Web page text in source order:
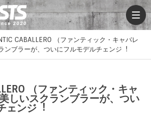
CABALLERO （ファンティック・キャバレ
ンブラーが、ついにフルモデルチェンジ︕
（ファンティック・キャ
しいスクランブラーが、つい
ェンジ︕